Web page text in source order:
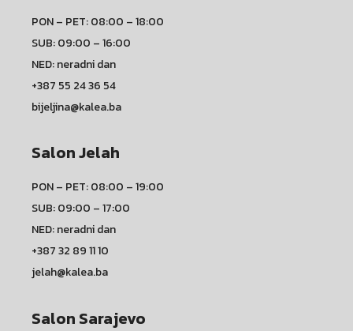
PON – PET: 08:00 – 18:00
SUB: 09:00 – 16:00
NED: neradni dan
+387 55 24 36 54
bijeljina@kalea.ba
Salon Jelah
PON – PET: 08:00 – 19:00
SUB: 09:00 – 17:00
NED: neradni dan
+387 32 89 11 10
jelah@kalea.ba
Salon Sarajevo